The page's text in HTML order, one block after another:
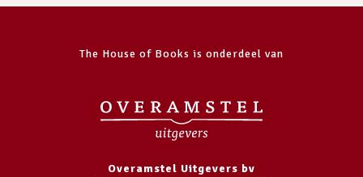
The House of Books is onderdeel van
Overamstel Uitgevers bv